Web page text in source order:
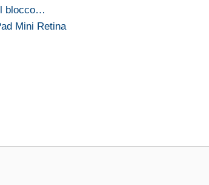
blocco…
Mini Retina